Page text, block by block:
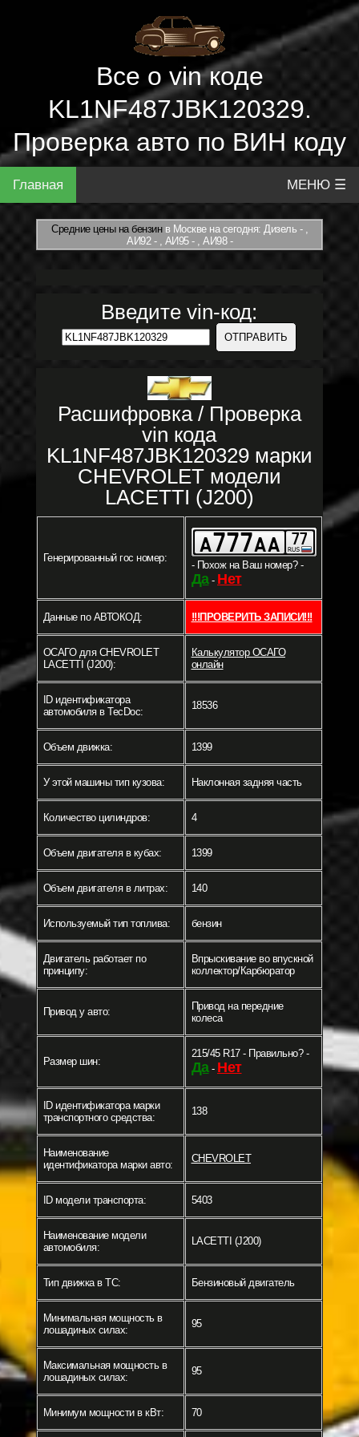
Все о vin коде
KL1NF487JBK120329.
Проверка авто по ВИН коду
Главная МЕНЮ ☰
Средние цены на бензинв Москве на сегодня: Дизель - ,
АИ92 - , АИ95 - , АИ98 -
Введите vin-код:
Расшифровка / Проверка
vin кода
KL1NF487JBK120329 марки
CHEVROLET модели
LACETTI (J200)
Генерированный гос номер:
- Похож на Ваш номер? -
Да- Нет
Данные по АВТОКОД: !!!ПРОВЕРИТЬ ЗАПИСИ!!!
ОСАГО для CHEVROLET
LACETTI (J200):
Калькулятор ОСАГО
онлайн
ID идентификатора
автомобиля в TecDoc:
18536
Объем движка: 1399
У этой машины тип кузова: Наклонная задняя часть
Количество цилиндров: 4
Объем двигателя в кубах: 1399
Объем двигателя в литрах: 140
Используемый тип топлива: бензин
Двигатель работает по
принципу:
Впрыскивание во впускной
коллектор/Карбюратор
Привод у авто:
Привод на передние
колеса
Размер шин:
215/45 R17 - Правильно? -
Да- Нет
ID идентификатора марки
транспортного средства:
138
Наименование
идентификатора марки авто:
CHEVROLET
ID модели транспорта: 5403
Наименование модели
автомобиля:
LACETTI (J200)
Тип движка в ТС: Бензиновый двигатель
Минимальная мощность в
лошадиных силах:
95
Максимальная мощность в
лошадиных силах:
95
Минимум мощности в кВт: 70